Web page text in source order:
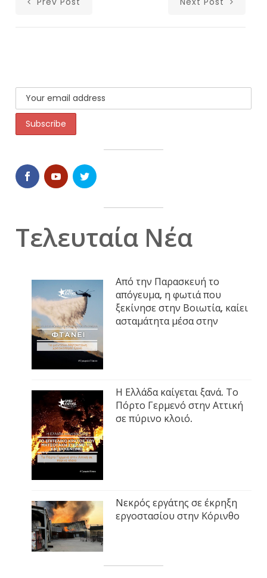
Τελευταία Νέα
Από την Παρασκευή το
απόγευμα, η φωτιά που
ξεκίνησε στην Βοιωτία, καίει
ασταμάτητα μέσα στην
Η Ελλάδα καίγεται ξανά. Το
Πόρτο Γερμενό στην Αττική
σε πύρινο κλοιό.
Νεκρός εργάτης σε έκρηξη
εργοστασίου στην Κόρινθο